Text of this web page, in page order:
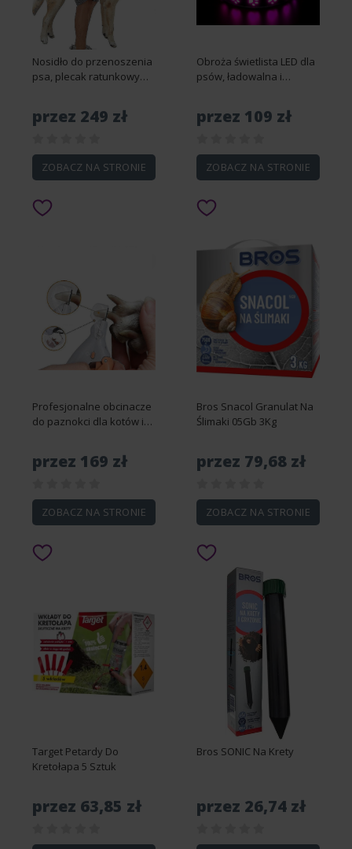
Nosidło do przenoszenia
psa, plecak ratunkowy
(czarny) Uprząż do
przycinania paznokci,
transpor...
przez 249 zł
ZOBACZ NA STRONIE
Obroża świetlista LED dla
psów, ładowalna i
z 7 trybami oświetlenia
przez 109 zł
ZOBACZ NA STRONIE
Profesjonalne obcinacze
do paznokci dla kotów i
szkłem powiększającym,
zwierząt domowych
przez 169 zł
ZOBACZ NA STRONIE
Bros Snacol Granulat Na
Ślimaki 05Gb 3Kg
przez 79,68 zł
ZOBACZ NA STRONIE
Target Petardy Do
Kretołapa 5 Sztuk
przez 63,85 zł
Bros SONIC Na Krety
przez 26,74 zł